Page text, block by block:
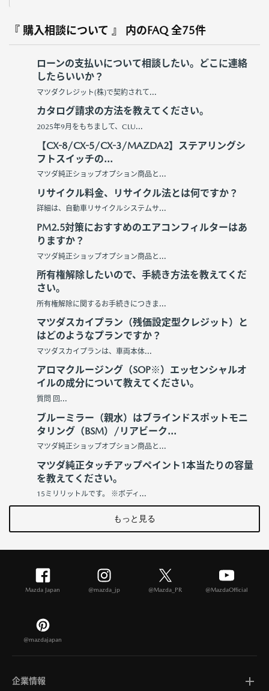
『 購入相談について 』 内のFAQ 全75件
ローンの支払いについて相談したい。どこに連絡
したらいいか？
マツダクレジット(株)で契約されて...
カタログ請求の方法を教えてください。
2025年9月をもちまして、CLU...
【CX-8/CX-5/CX-3/MAZDA2】ステアリングシ
フトスイッチの...
マツダ純正ショップオプション商品と...
リサイクル料金、リサイクル法とは何ですか？
詳細は、自動車リサイクルシステムサ...
PM2.5対策におすすめのエアコンフィルターはあ
りますか？
マツダ純正ショップオプション商品と...
所有権解除したいので、手続き方法を教えてくだ
さい。
所有権解除に関するお手続きにつきま...
マツダスカイプラン（残価設定型クレジット）と
はどのようなプランですか？
マツダスカイプランは、車両本体...
アロマクルージング（SOP※）エッセンシャルオ
イルの成分について教えてください。
質問 回...
ブルーミラー（親水）はブラインドスポットモニ
タリング（BSM）/リアビーク...
マツダ純正ショップオプション商品と...
マツダ純正タッチアップペイント1本当たりの容量
を教えてください。
15ミリリットルです。 ※ボディ...
もっと見る
Mazda Japan @mazda_jp @Mazda_PR @MazdaOfficial
@mazdajapan
企業情報